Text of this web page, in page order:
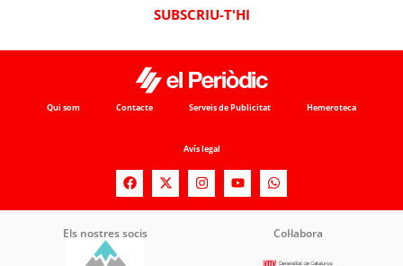
SUBSCRIU-T'HI
Qui som Contacte Serveis de Publicitat Hemeroteca
Avís legal
Els nostres socis Col·labora